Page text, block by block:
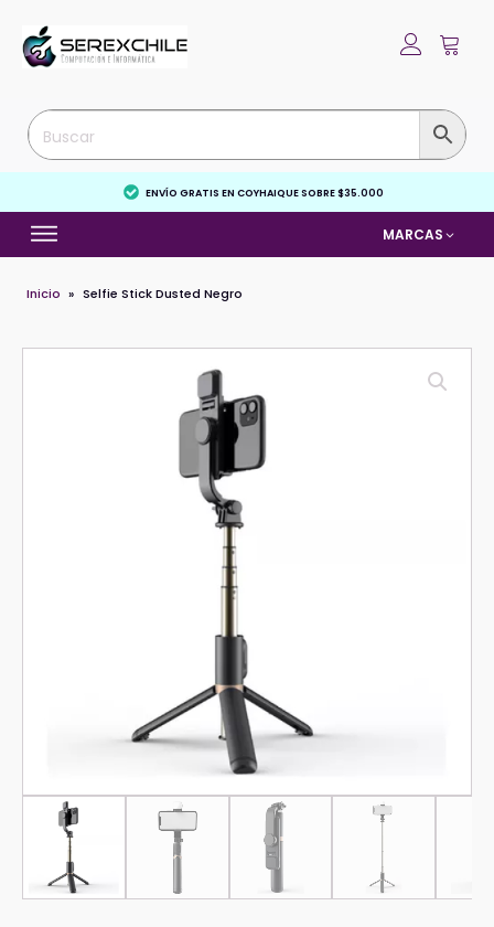
ENVÍO GRATIS EN COYHAIQUE SOBRE $35.000
MARCAS
Inicio » Selfie Stick Dusted Negro